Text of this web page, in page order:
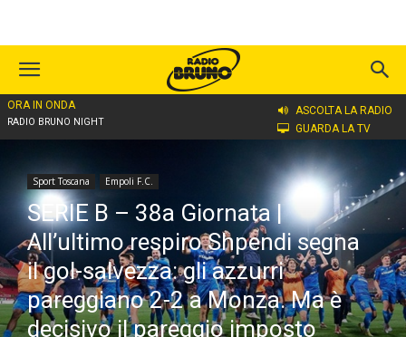
ORA IN ONDA
RADIO BRUNO NIGHT
ASCOLTA LA RADIO
GUARDA LA TV
Home
Sport Toscana Empoli F.C.
SERIE B – 38a Giornata |
All’ultimo respiro Shpendi segna
il gol-salvezza: gli azzurri
pareggiano 2-2 a Monza. Ma è
decisivo il pareggio imposto